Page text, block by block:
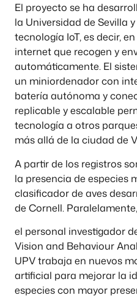
El proyecto se ha
la Universidad de Sevilla
tecnología IoT, es decir,
internet que recogen y
automáticamente. El
un miniordenador con
batería autónoma y
replicable y escalable
tecnología a otros
más allá de la ciudad de
A partir de los registros
la presencia de especies
clasificador de aves
de Cornell. Paralelamente,
el personal investigador
Vision and Behaviour
UPV trabaja en nuevos
artificial para mejorar la
especies con mayor